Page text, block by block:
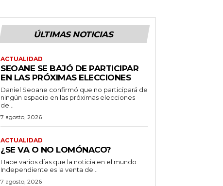
ÚLTIMAS NOTICIAS
ACTUALIDAD
SEOANE SE BAJÓ DE PARTICIPAR
EN LAS PRÓXIMAS ELECCIONES
Daniel Seoane confirmó que no participará de
ningún espacio en las próximas elecciones
de...
7 agosto, 2026
ACTUALIDAD
¿SE VA O NO LOMÓNACO?
Hace varios días que la noticia en el mundo
Independiente es la venta de...
7 agosto, 2026